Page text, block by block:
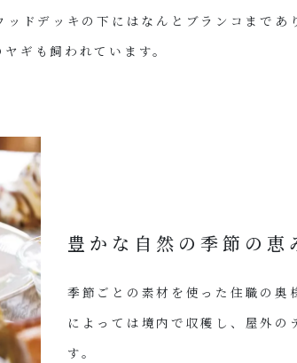
ドデッキの下にはなんとブランコまであ
ギも飼われています。
豊かな自然の季節の恵
季節ごとの素材を使った住職の奥
によっては境内で収穫し、屋外
す。